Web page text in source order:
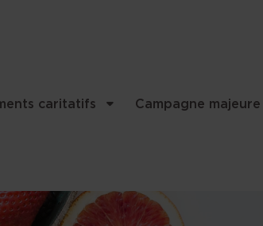
navigation, etc..
caritatifs Campagne majeure